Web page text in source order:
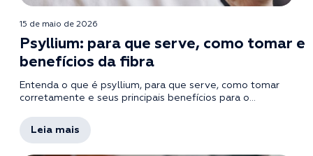
15 de maio de 2026
Psyllium: para que serve, como tomar e
benefícios da fibra
Entenda o que é psyllium, para que serve, como tomar
corretamente e seus principais benefícios para o...
Leia mais